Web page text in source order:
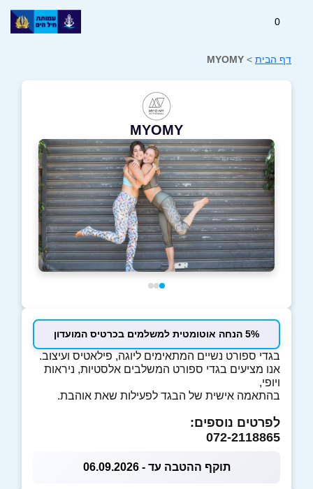
0
דף הבית >
MYOMY
MYOMY
5% הנחה אוטומטית למשלמים בכרטיס המועדון
בגדי ספורט נשיים המתאימים ליוגה, פילאטיס ועיצוב.
אנו מציעים בגדי ספורט המשלבים אלסטיות, ניראות
ויופי,
בהתאמה אישית של הבגד לפעילות שאת אוהבת.
לפרטים נוספים:
072-2118865
תוקף ההטבה עד - 06.09.2026